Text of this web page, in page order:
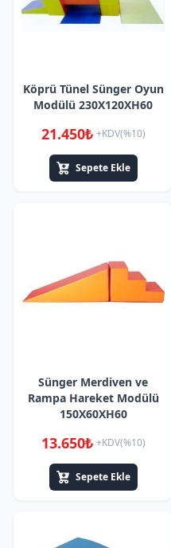
Köprü Tünel Sünger Oyun
Modülü 230X120XH60
21.450₺ +KDV(%10)
Sepete Ekle
Sünger Merdiven ve
Rampa Hareket Modülü
150X60XH60
13.650₺ +KDV(%10)
Sepete Ekle